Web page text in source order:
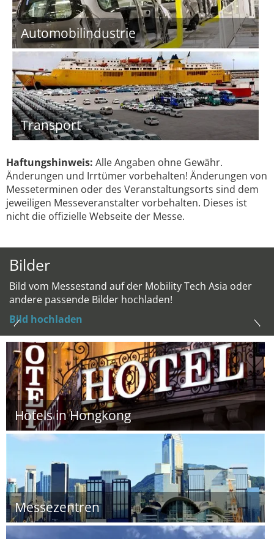
Automobilindustrie
Transport
Haftungshinweis: Alle Angaben ohne Gewähr.
Änderungen und Irrtümer vorbehalten! Änderungen von
Messeterminen oder des Veranstaltungsorts sind dem
jeweiligen Messeveranstalter vorbehalten. Dieses ist
nicht die offizielle Webseite der Messe.
Bilder
Bild vom Messestand auf der Mobility Tech Asia oder
andere passende Bilder hochladen!
Bild hochladen
Hotels in Hongkong
Messezentren